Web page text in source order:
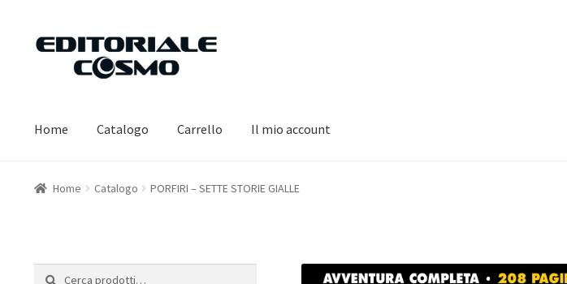
Vai
navigazione
Vai
Home Catalogo Carrello Il mio account
Home Catalogo PORFIRI – SETTE STORIE GIALLE
Cerca:
Cerca